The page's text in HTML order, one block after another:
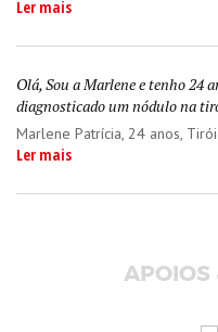
Ler mais
Olá, Sou a Marlene e tenho 24
diagnosticado um nódulo na
Marlene Patrícia, 24 anos,
Ler mais
APOIOS